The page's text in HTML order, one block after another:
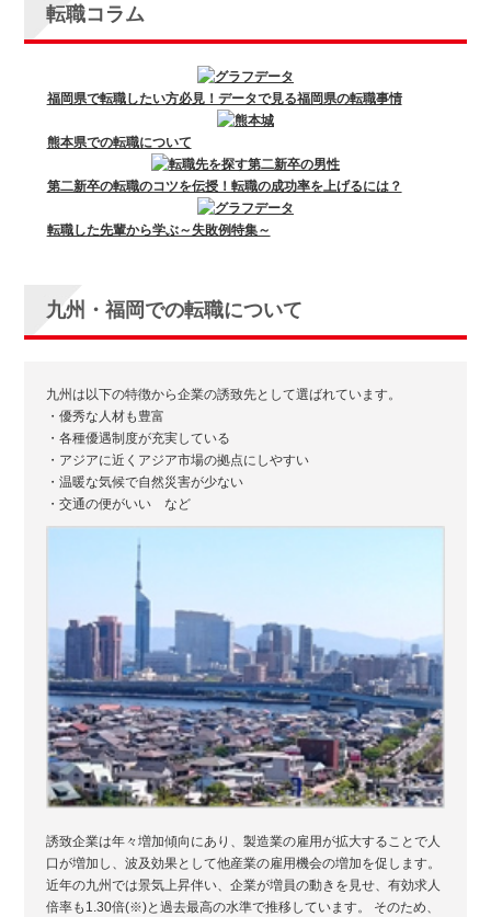
転職コラム
福岡県で転職したい方必見！データで見る福岡県の転職事情
熊本県での転職について
第二新卒の転職のコツを伝授！転職の成功率を上げるには？
転職した先輩から学ぶ～失敗例特集～
九州・福岡での転職について
九州は以下の特徴から企業の誘致先として選ばれています。
・優秀な人材も豊富
・各種優遇制度が充実している
・アジアに近くアジア市場の拠点にしやすい
・温暖な気候で自然災害が少ない
・交通の便がいい など
誘致企業は年々増加傾向にあり、製造業の雇用が拡大することで人
口が増加し、波及効果として他産業の雇用機会の増加を促します。
近年の九州では景気上昇伴い、企業が増員の動きを見せ、有効求人
倍率も1.30倍(※)と過去最高の水準で推移しています。 そのため、